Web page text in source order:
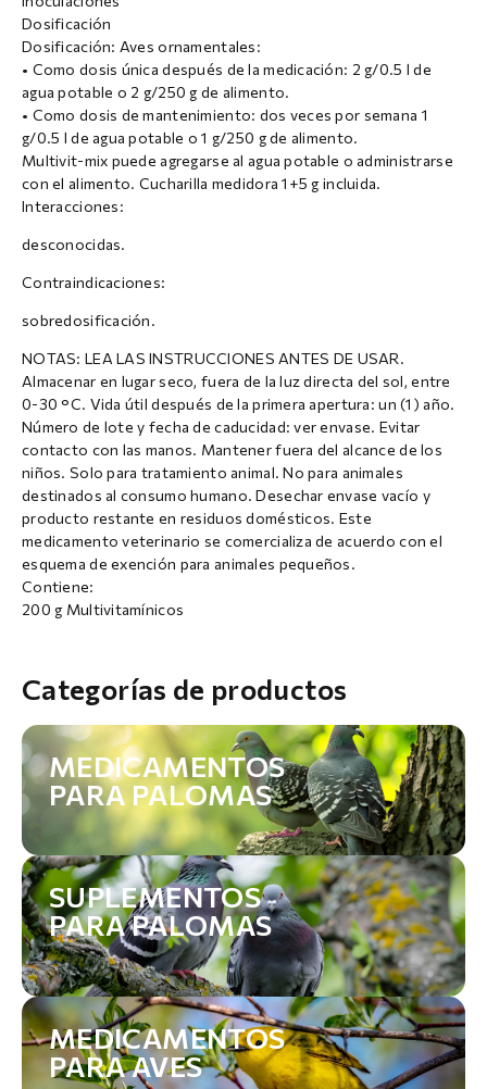
Dosificación
Dosificación: Aves ornamentales:
• Como dosis única después de la medicación: 2 g/0.5 l de
agua potable o 2 g/250 g de alimento.
• Como dosis de mantenimiento: dos veces por semana 1
g/0.5 l de agua potable o 1 g/250 g de alimento.
Multivit-mix puede agregarse al agua potable o administrarse
con el alimento. Cucharilla medidora 1+5 g incluida.
Interacciones:
desconocidas.
Contraindicaciones:
sobredosificación.
NOTAS: LEA LAS INSTRUCCIONES ANTES DE USAR.
Almacenar en lugar seco, fuera de la luz directa del sol, entre
0-30 °C. Vida útil después de la primera apertura: un (1) año.
Número de lote y fecha de caducidad: ver envase. Evitar
contacto con las manos. Mantener fuera del alcance de los
niños. Solo para tratamiento animal. No para animales
destinados al consumo humano. Desechar envase vacío y
producto restante en residuos domésticos. Este
medicamento veterinario se comercializa de acuerdo con el
esquema de exención para animales pequeños.
Contiene:
200 g Multivitamínicos
Categorías de productos
MEDICAMENTOS
PARA PALOMAS
SUPLEMENTOS
PARA PALOMAS
MEDICAMENTOS
PARA AVES